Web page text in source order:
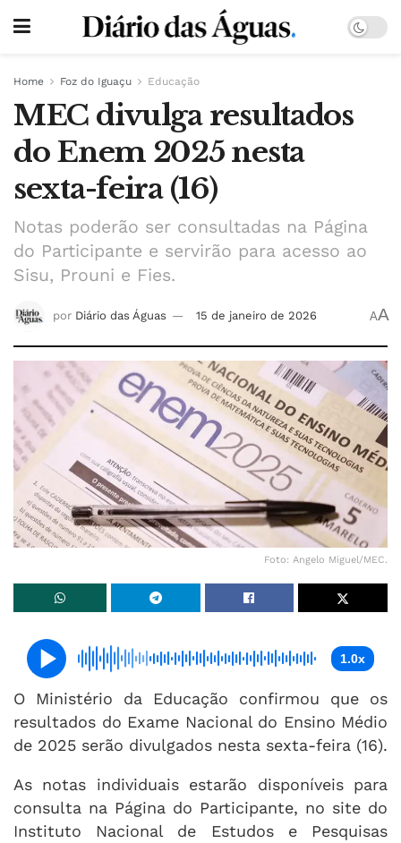
Home Foz do Iguaçu Educação
MEC divulga resultados
do Enem 2025 nesta
sexta-feira (16)
Notas poderão ser consultadas na Página
do Participante e servirão para acesso ao
Sisu, Prouni e Fies.
por Diário das Águas 15 de janeiro de 2026 AA
Foto: Angelo Miguel/MEC.
1.0x
O Ministério da Educação confirmou que os
resultados do Exame Nacional do Ensino Médio
de 2025 serão divulgados nesta sexta-feira (16).
As notas individuais estarão disponíveis para
consulta na Página do Participante, no site do
Instituto Nacional de Estudos e Pesquisas